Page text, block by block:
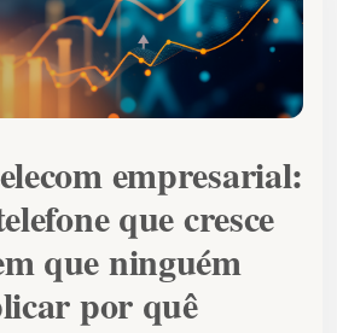
empresarial:
que cresce
que ninguém
por quê